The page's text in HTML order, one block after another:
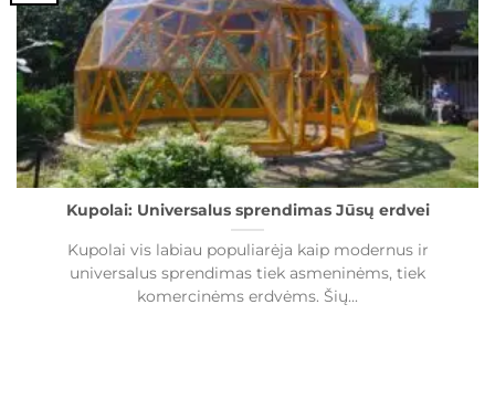
Kupolai: Universalus sprendimas Jūsų erdvei
Kupolai vis labiau populiarėja kaip modernus ir
universalus sprendimas tiek asmeninėms, tiek
komercinėms erdvėms. Šių...